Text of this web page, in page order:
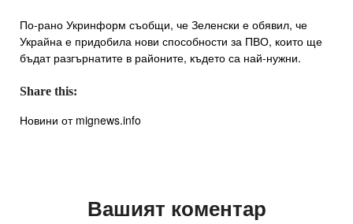
По-рано Укринформ съобщи, че Зеленски е обявил, че
Украйна е придобила нови способности за ПВО, които ще
бъдат разгърнатите в районите, където са най-нужни.
Share this:
Новини от mignews.info
Вашият коментар